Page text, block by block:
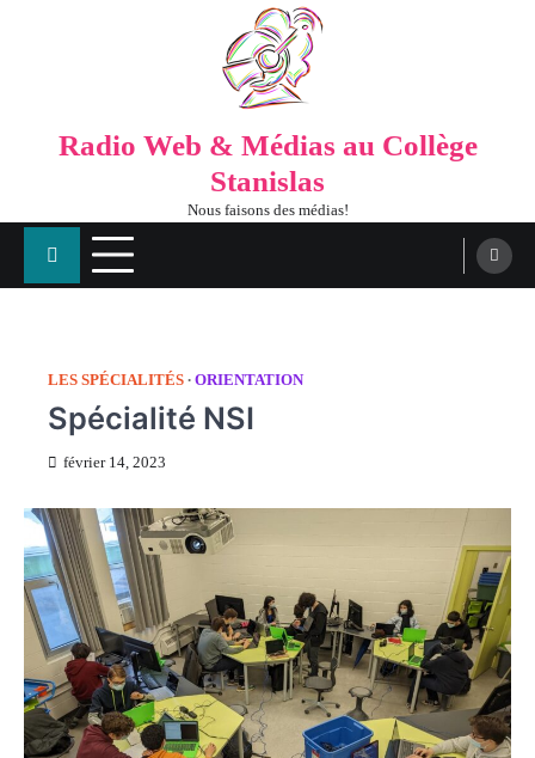
Radio Web & Médias au Collège
Stanislas
Nous faisons des médias!
LES SPÉCIALITÉS ORIENTATION
Spécialité NSI
février 14, 2023